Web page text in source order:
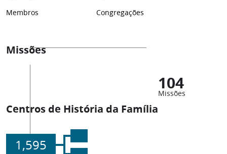
Membros Congregações
Missões
104
Missões
Centros de História da Família
1,595